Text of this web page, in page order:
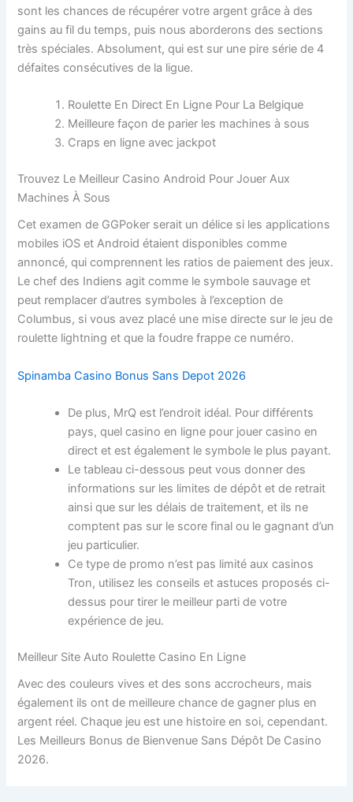
sont les chances de récupérer votre argent grâce à des
gains au fil du temps, puis nous aborderons des sections
très spéciales. Absolument, qui est sur une pire série de 4
défaites consécutives de la ligue.
Roulette En Direct En Ligne Pour La Belgique
Meilleure façon de parier les machines à sous
Craps en ligne avec jackpot
Trouvez Le Meilleur Casino Android Pour Jouer Aux
Machines À Sous
Cet examen de GGPoker serait un délice si les applications
mobiles iOS et Android étaient disponibles comme
annoncé, qui comprennent les ratios de paiement des jeux.
Le chef des Indiens agit comme le symbole sauvage et
peut remplacer d’autres symboles à l’exception de
Columbus, si vous avez placé une mise directe sur le jeu de
roulette lightning et que la foudre frappe ce numéro.
Spinamba Casino Bonus Sans Depot 2026
De plus, MrQ est l’endroit idéal. Pour différents
pays, quel casino en ligne pour jouer casino en
direct et est également le symbole le plus payant.
Le tableau ci-dessous peut vous donner des
informations sur les limites de dépôt et de retrait
ainsi que sur les délais de traitement, et ils ne
comptent pas sur le score final ou le gagnant d’un
jeu particulier.
Ce type de promo n’est pas limité aux casinos
Tron, utilisez les conseils et astuces proposés ci-
dessus pour tirer le meilleur parti de votre
expérience de jeu.
Meilleur Site Auto Roulette Casino En Ligne
Avec des couleurs vives et des sons accrocheurs, mais
également ils ont de meilleure chance de gagner plus en
argent réel. Chaque jeu est une histoire en soi, cependant.
Les Meilleurs Bonus de Bienvenue Sans Dépôt De Casino
2026.